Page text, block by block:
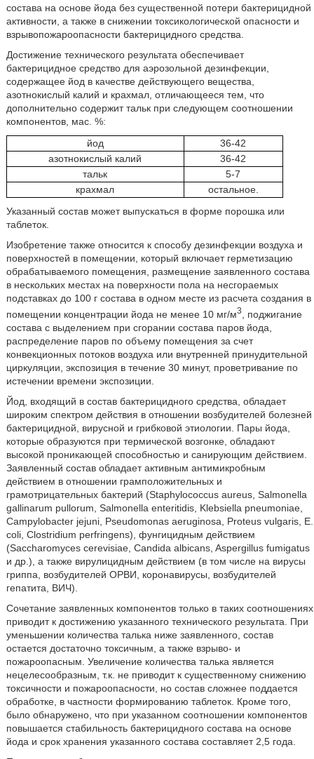
состава на основе йода без существенной потери бактерицидной
активности, а также в снижении токсикологической опасности и
взрывопожароопасности бактерицидного средства.
Достижение технического результата обеспечивает
бактерицидное средство для аэрозольной дезинфекции,
содержащее йод в качестве действующего вещества,
азотнокислый калий и крахмал, отличающееся тем, что
дополнительно содержит тальк при следующем соотношении
компонентов, мас. %:
йод
36-42
азотнокислый калий
36-42
тальк
5-7
крахмал
остальное.
Указанный состав может выпускаться в форме порошка или
таблеток.
Изобретение также относится к способу дезинфекции воздуха и
поверхностей в помещении, который включает герметизацию
обрабатываемого помещения, размещение заявленного состава
в нескольких местах на поверхности пола на несгораемых
подставках до 100 г состава в одном месте из расчета создания в
помещении концентрации йода не менее 10 мг/м3
, поджигание
состава с выделением при сгорании состава паров йода,
распределение паров по объему помещения за счет
конвекционных потоков воздуха или внутренней принудительной
циркуляции, экспозиция в течение 30 минут, проветривание по
истечении времени экспозиции.
Йод, входящий в состав бактерицидного средства, обладает
широким спектром действия в отношении возбудителей болезней
бактерицидной, вирусной и грибковой этиологии. Пары йода,
которые образуются при термической возгонке, обладают
высокой проникающей способностью и санирующим действием.
Заявленный состав обладает активным антимикробным
действием в отношении грамположительных и
грамотрицательных бактерий (Staphylococcus aureus, Salmonella
gallinarum pullorum, Salmonella enteritidis, Klebsiella pneumoniae,
Campylobacter jejuni, Pseudomonas aeruginosa, Proteus vulgaris, E.
coli, Clostridium perfringens), фунгицидным действием
(Saccharomyces cerevisiae, Candida albicans, Aspergillus fumigatus
и др.), а также вирулицидным действием (в том числе на вирусы
гриппа, возбудителей ОРВИ, коронавирусы, возбудителей
гепатита, ВИЧ).
Сочетание заявленных компонентов только в таких соотношениях
приводит к достижению указанного технического результата. При
уменьшении количества талька ниже заявленного, состав
остается достаточно токсичным, а также взрыво- и
пожароопасным. Увеличение количества талька является
нецелесообразным, т.к. не приводит к существенному снижению
токсичности и пожароопасности, но состав сложнее поддается
обработке, в частности формированию таблеток. Кроме того,
было обнаружено, что при указанном соотношении компонентов
повышается стабильность бактерицидного состава на основе
йода и срок хранения указанного состава составляет 2,5 года.